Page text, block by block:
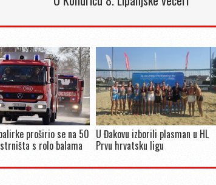
proširio se na 50
s rolo balama
U Đakovu izborili plasman u HL
Prvu hrvatsku ligu